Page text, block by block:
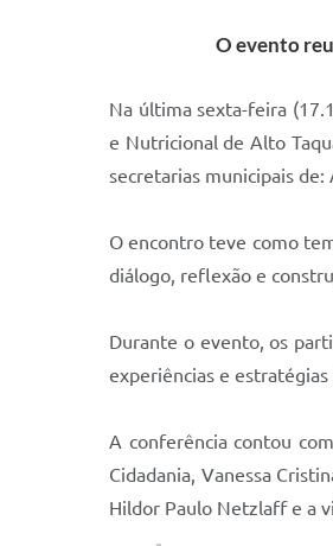
O evento
Na última sexta-feira
e Nutricional de Alto
secretarias municipais de:
O encontro teve como
diálogo, reflexão e
Durante o evento, os
experiências e
A conferência contou
Cidadania, Vanessa
Hildor Paulo Netzlaff e a